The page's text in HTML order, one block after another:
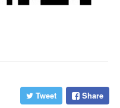
Tweet Share